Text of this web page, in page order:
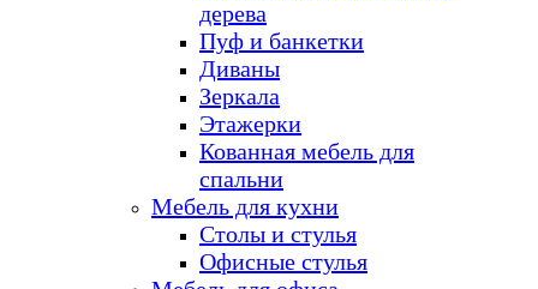
дерева
Пуф и банкетки
Диваны
Зеркала
Этажерки
Кованная мебель для
спальни
Мебель для кухни
Столы и стулья
Офисные стулья